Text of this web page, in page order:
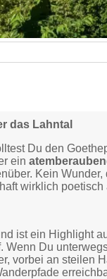
das Lahntal
Du den
ein
Kein
wirklich poetisch
ist ein Highlight
Du
vorbei an steilen